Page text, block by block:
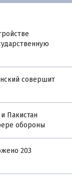
совершит
Пакистан
обороны
203